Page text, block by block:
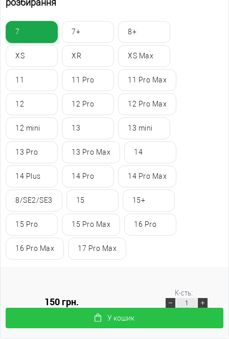
розбирання
7 7+ 8+
XS XR XS Max
11 11 Pro 11 Pro Max
12 12 Pro 12 Pro Max
12 mini 13 13 mini
13 Pro 13 Pro Max 14
14 Plus 14 Pro 14 Pro Max
8/SE2/SE3 15 15+
15 Pro 15 Pro Max 16 Pro
16 Pro Max 17 Pro Max
150 грн.
У кошик
К-сть: